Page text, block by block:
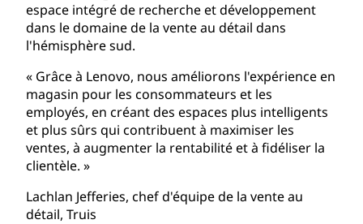
espace intégré de recherche et développement
dans le domaine de la vente au détail dans
l'hémisphère sud.
« Grâce à Lenovo, nous améliorons l'expérience en
magasin pour les consommateurs et les
employés, en créant des espaces plus intelligents
et plus sûrs qui contribuent à maximiser les
ventes, à augmenter la rentabilité et à fidéliser la
clientèle. »
Lachlan Jefferies, chef d'équipe de la vente au
détail, Truis